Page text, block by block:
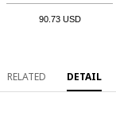
90.73 USD
RELATED DETAIL